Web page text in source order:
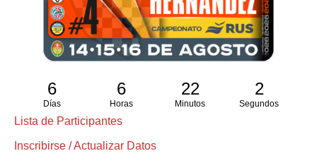
6
Días
6
Horas
22
Minutos
1
Segundo
Lista de Participantes
Inscribirse / Actualizar Datos